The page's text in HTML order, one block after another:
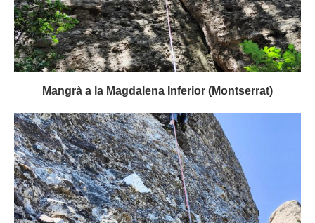
Mangrà a la Magdalena Inferior (Montserrat)